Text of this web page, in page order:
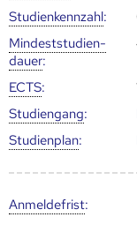
Studien­kenn­zahl:
Mindest­studien­
dauer:
ECTS:
Studien­gang:
Studien­plan:
Anmelde­frist: